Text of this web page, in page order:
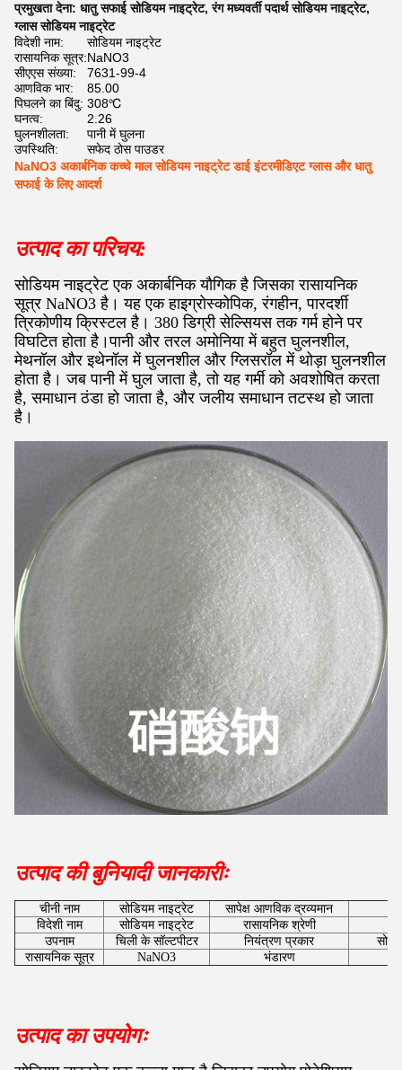
प्रमुखता देना: धातु सफाई सोडियम नाइट्रेट,रंग मध्यवर्ती पदार्थ सोडियम नाइट्रेट,
ग्लास सोडियम नाइट्रेट
विदेशी नाम:
सोडियम नाइट्रेट
रासायनिक सूत्र:NaNO3
सीएएस संख्या:
7631-99-4
आणविक भार:
85.00
पिघलने का बिंदु: 308℃
घनत्व:
2.26
घुलनशीलता:
पानी में घुलना
उपस्थिति:
सफेद ठोस पाउडर
NaNO3 अकार्बनिक कच्चे माल सोडियम नाइट्रेट डाई इंटरमीडिएट ग्लास और धातु
सफाई के लिए आदर्श
उत्पाद का परिचय:
सोडियम नाइट्रेट एक अकार्बनिक यौगिक है जिसका रासायनिक
सूत्र NaNO3 है। यह एक हाइग्रोस्कोपिक, रंगहीन, पारदर्शी
त्रिकोणीय क्रिस्टल है। 380 डिग्री सेल्सियस तक गर्म होने पर
विघटित होता है।पानी और तरल अमोनिया में बहुत घुलनशील,
मेथनॉल और इथेनॉल में घुलनशील और ग्लिसरॉल में थोड़ा घुलनशील
होता है। जब पानी में घुल जाता है, तो यह गर्मी को अवशोषित करता
है, समाधान ठंडा हो जाता है, और जलीय समाधान तटस्थ हो जाता
है।
उत्पाद की बुनियादी जानकारीः
चीनी नाम सोडियम नाइट्रेट
सापेक्ष आणविक द्रव्यमान
विदेशी नाम
सोडियम नाइट्रेट
रासायनिक श्रेणी
उपनाम
चिली के सॉल्टपीटर नियंत्रण प्रकार
रासायनिक सूत्र
NaNO3 भंडारण
उत्पाद का उपयोगः